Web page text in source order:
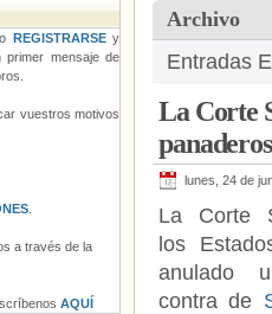
Archivo
Entradas
La Corte
lunes, 24 de
La Corte
los
anulado
contra de
REGISTRARSEy
primer mensaje de
vuestros motivos
a través de la
AQUÍ